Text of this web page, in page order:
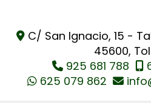
C/ San Ignacio, 15 -
45600,
925 681 788
625 079 862
info